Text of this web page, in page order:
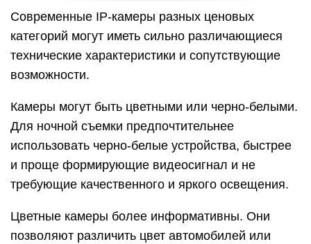
Современные IP-камеры разных ценовых
категорий могут иметь сильно различающиеся
технические характеристики и сопутствующие
возможности.
Камеры могут быть цветными или черно-белыми.
Для ночной съемки предпочтительнее
использовать черно-белые устройства, быстрее
и проще формирующие видеосигнал и не
требующие качественного и яркого освещения.
Цветные камеры более информативны. Они
позволяют различить цвет автомобилей или